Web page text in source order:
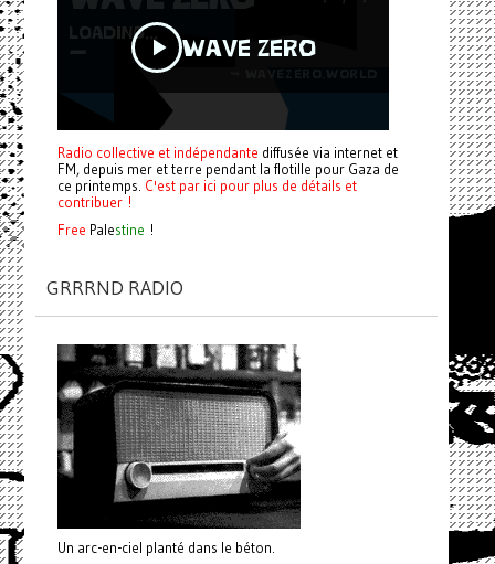
Radio collective et indépendante diffusée via internet et
FM, depuis mer et terre pendant la flotille pour Gaza de
ce printemps. C'est par ici pour plus de détails et
contribuer !
Free Palestine !
GRRRND RADIO
Un arc-en-ciel planté dans le béton.